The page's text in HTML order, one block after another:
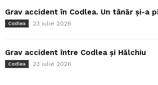
Grav accident în Codlea. Un tânăr și-a
Codlea 23 iulie 2026
Grav accident între Codlea și Hălchiu
Codlea 23 iulie 2026